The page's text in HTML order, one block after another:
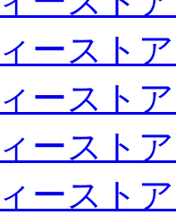
ースト
ースト
ースト
ースト